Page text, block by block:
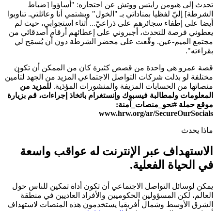
تحدث إلى هيومن رايتس ووتش عن احتجازه: "أساؤوا [ضباط
الشرطة] إليّ لفظيا بمناداتي بـ "الخول" وبشتمي أنا وعائلتي. تناوبوا
أيضا على إطفاء سجائرهم على ذراعيّ... أثناء استجوابي، حيث لم
يعطوني فرصة للتحدث، أجبروني على إعطائهم أرقام أصدقائي من
مجتمع الميم-عين. وقّعت على محضر الشرطة دون أن يُسمَح لي
بقراءته".
قصة عمرو هي واحدة من قصص كثيرة كان من الممكن أن تكون
مختلفة لو بذلت شركات التواصل الاجتماعي المزيد من الجهد لتأمين
منصاتها من الحسابات المزيفة والمنشورات المؤذية. للمزيد من
المعلومات ولمطالبة فيسبوك وإنستغرام باتخاذ إجراءات، قم بزيارة
موقع حملة #نحو_منصات_آمنة:
www.hrw.org/ar/SecureOurSocials
ماذا يحدث
الاستهداف عبر الإنترنت له عواقب واسعة
في الحياة الفعلية.
يمكن لوسائل التواصل الاجتماعي أن تكون أداة تمكين للناس حول
العالم، لكن المسؤولين الحكوميين والأفراد العاديين في منطقة
الشرق الأوسط وشمال أفريقيا يستخدمون هذه المنصات لاستهداف